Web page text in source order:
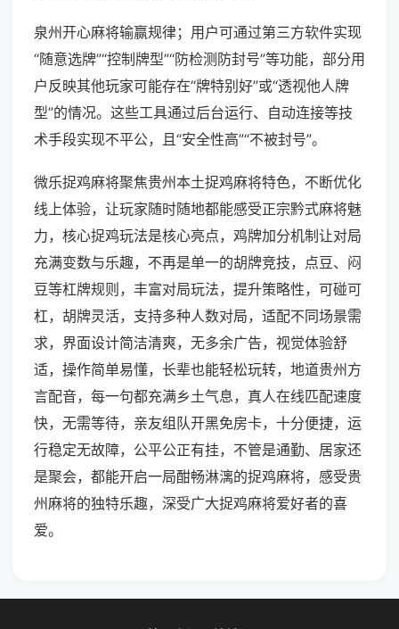
泉州开心麻将输赢规律；用户可通过第三方软件实现
“随意选牌”“控制牌型”“防检测防封号”等功能，部分用
户反映其他玩家可能存在“牌特别好”或“透视他人牌
型”的情况。这些工具通过后台运行、自动连接等技
术手段实现不平公，且“安全性高”“不被封号”。
微乐捉鸡麻将聚焦贵州本土捉鸡麻将特色，不断优化
线上体验，让玩家随时随地都能感受正宗黔式麻将魅
力，核心捉鸡玩法是核心亮点，鸡牌加分机制让对局
充满变数与乐趣，不再是单一的胡牌竞技，点豆、闷
豆等杠牌规则，丰富对局玩法，提升策略性，可碰可
杠，胡牌灵活，支持多种人数对局，适配不同场景需
求，界面设计简洁清爽，无多余广告，视觉体验舒
适，操作简单易懂，长辈也能轻松玩转，地道贵州方
言配音，每一句都充满乡土气息，真人在线匹配速度
快，无需等待，亲友组队开黑免房卡，十分便捷，运
行稳定无故障，公平公正有挂，不管是通勤、居家还
是聚会，都能开启一局酣畅淋漓的捉鸡麻将，感受贵
州麻将的独特乐趣，深受广大捉鸡麻将爱好者的喜
爱。